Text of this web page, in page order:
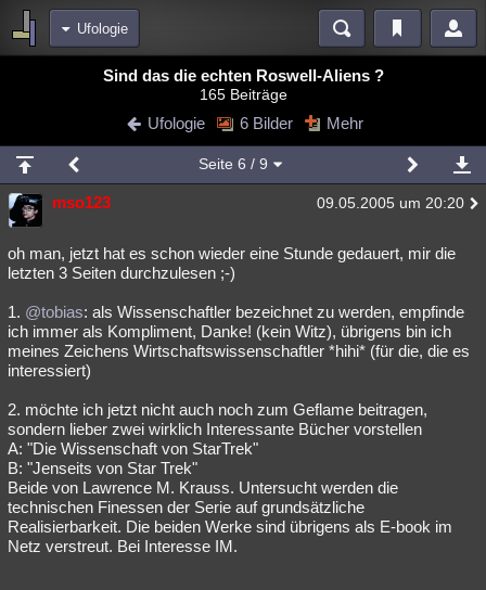
Ufologie
Blogs Videos
Chat Wiki Neuigkeiten
meine Rubriken
Menschen Mystery Kriminalfälle
Spiritualität Verschwörungen Technologie Ufologie
weitere Rubriken
Philosophie Träume Orte Esoterik Literatur
Astronomie Helpdesk Gruppen Gaming Filme
Musik Clash Verbesserungen
Übersichten
Besucht Teilgenommen Alle Neue Geschlossen
Lesenswert Schlüsselwörter
Sind das die echten Roswell-Aliens ?
165 Beiträge
Ufologie 6 Bilder Mehr
Seite 6 / 9
mso123 09.05.2005 um 20:20
oh man, jetzt hat es schon wieder eine Stunde gedauert, mir die
letzten 3 Seiten durchzulesen ;-)
1. @tobias: als Wissenschaftler bezeichnet zu werden, empfinde
ich immer als Kompliment, Danke! (kein Witz), übrigens bin ich
meines Zeichens Wirtschaftswissenschaftler *hihi* (für die, die es
interessiert)
2. möchte ich jetzt nicht auch noch zum Geflame beitragen,
sondern lieber zwei wirklich Interessante Bücher vorstellen
A: "Die Wissenschaft von StarTrek"
B: "Jenseits von Star Trek"
Beide von Lawrence M. Krauss. Untersucht werden die
technischen Finessen der Serie auf grundsätzliche
Realisierbarkeit. Die beiden Werke sind übrigens als E-book im
Netz verstreut. Bei Interesse IM.